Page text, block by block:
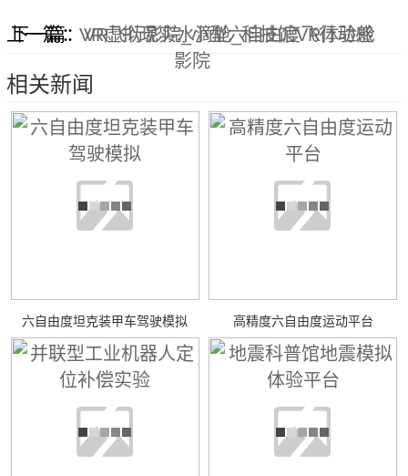
上一篇： VR虚拟现实水滴舱_科技馆VR体验舱
下一篇：VR飞行影院_小型六自由度飞行动感
影院
相关新闻
六自由度坦克装甲车驾驶模拟 高精度六自由度运动平台